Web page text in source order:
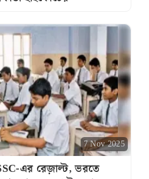
7 Nov 2025
এর রেজ়াল্ট, ভরতে